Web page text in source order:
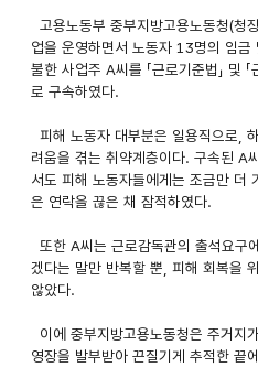
고용노동부 중부지방고용노동청(청
업을 운영하면서 노동자 13명의 임
불한 사업주 A씨를 「근로기준법」 및
로 구속하였다.
피해 노동자 대부분은 일용직으로,
려움을 겪는 취약계층이다. 구속된 A
서도 피해 노동자들에게는 조금만 더
은 연락을 끊은 채 잠적하였다.
또한 A씨는 근로감독관의 출석요구
겠다는 말만 반복할 뿐, 피해 회복을
않았다.
이에 중부지방고용노동청은 주거지
영장을 발부받아 끈질기게 추적한 끝